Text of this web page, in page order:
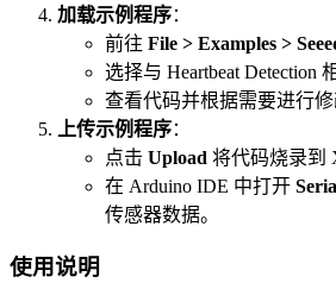
加载示例程序：
前往 File > Examples >
选择与 Heartbeat Detection
查看代码并根据需要进行修
上传示例程序：
点击 Upload 将代码烧录到
在 Arduino IDE 中打开
传感器数据。
使用说明